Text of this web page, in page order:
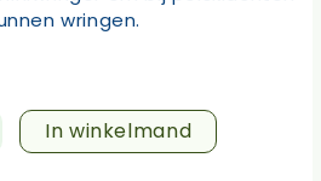
wringen.
RianIn winkelmand